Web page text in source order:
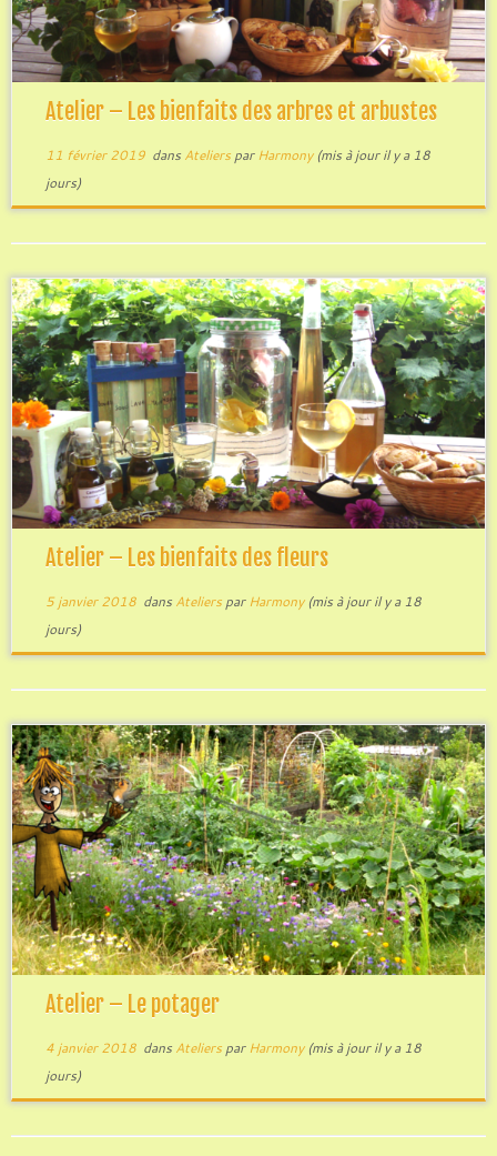
Atelier – Les bienfaits des arbres et arbustes
11 février 2019dans Ateliers parHarmony(mis à jour il y a 18
jours)
Atelier – Les bienfaits des fleurs
5 janvier 2018dans Ateliers parHarmony(mis à jour il y a 18
jours)
Atelier – Le potager
4 janvier 2018dans Ateliers parHarmony(mis à jour il y a 18
jours)